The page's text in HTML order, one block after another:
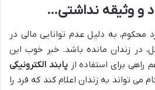
و وثیقه نداشتی…
به دلیل عدم توانایی مالی در
در زندان مانده باشد. خبر خوب این
برای استفاده ازپابند الکترونیکی
می تواند به زندان اعلام کند که فرد را